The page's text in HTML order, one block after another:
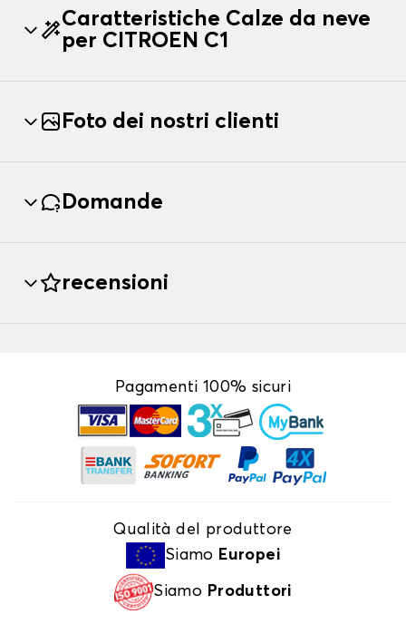
Caratteristiche Calze da neve
per CITROEN C1
Foto dei nostri clienti
Domande
recensioni
Pagamenti 100% sicuri
Qualità del produttore
Siamo Europei
Siamo Produttori